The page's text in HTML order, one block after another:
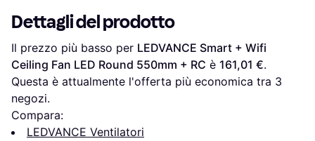
Dettagli del prodotto
Il prezzo più basso per LEDVANCE Smart + Wifi
Ceiling Fan LED Round 550mm + RC è 161,01 €.
Questa è attualmente l'offerta più economica tra 3
negozi.
Compara:
LEDVANCE Ventilatori